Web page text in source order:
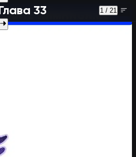
Глава 33 1 / 21